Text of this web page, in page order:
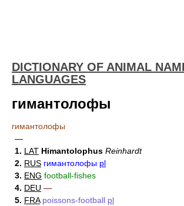
DICTIONARY OF ANIMAL
LANGUAGES
гимантолофы
гимантолофы
—
1. LAT Himantolophus Reinhardt
2. RUS гимантолофы pl
3. ENG football-fishes
4. DEU —
5. FRA poissons-football pl